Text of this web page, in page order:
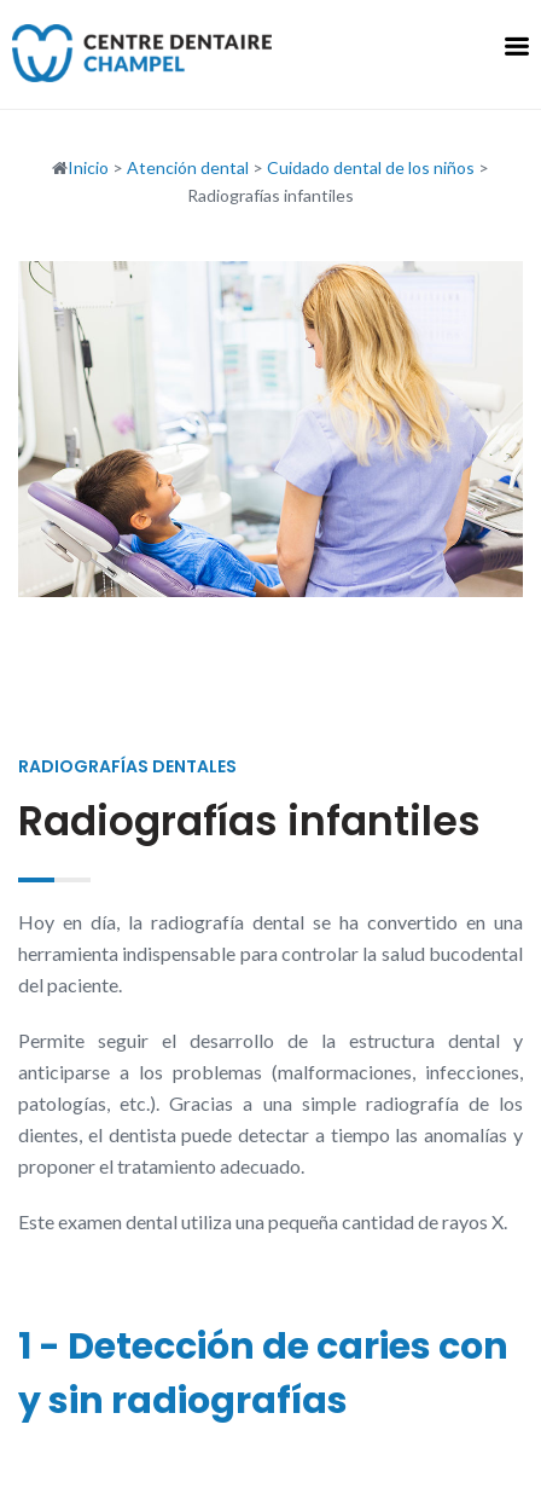
contenido
Inicio > Atención dental > Cuidado dental de los niños >
Radiografías infantiles
RADIOGRAFÍAS DENTALES
Radiografías infantiles
Hoy en día, la radiografía dental se ha convertido en una
herramienta indispensable para controlar la salud bucodental
del paciente.
Permite seguir el desarrollo de la estructura dental y
anticiparse a los problemas (malformaciones, infecciones,
patologías, etc.). Gracias a una simple radiografía de los
dientes, el dentista puede detectar a tiempo las anomalías y
proponer el tratamiento adecuado.
Este examen dental utiliza una pequeña cantidad de rayos X.
1 - Detección de caries con
y sin radiografías